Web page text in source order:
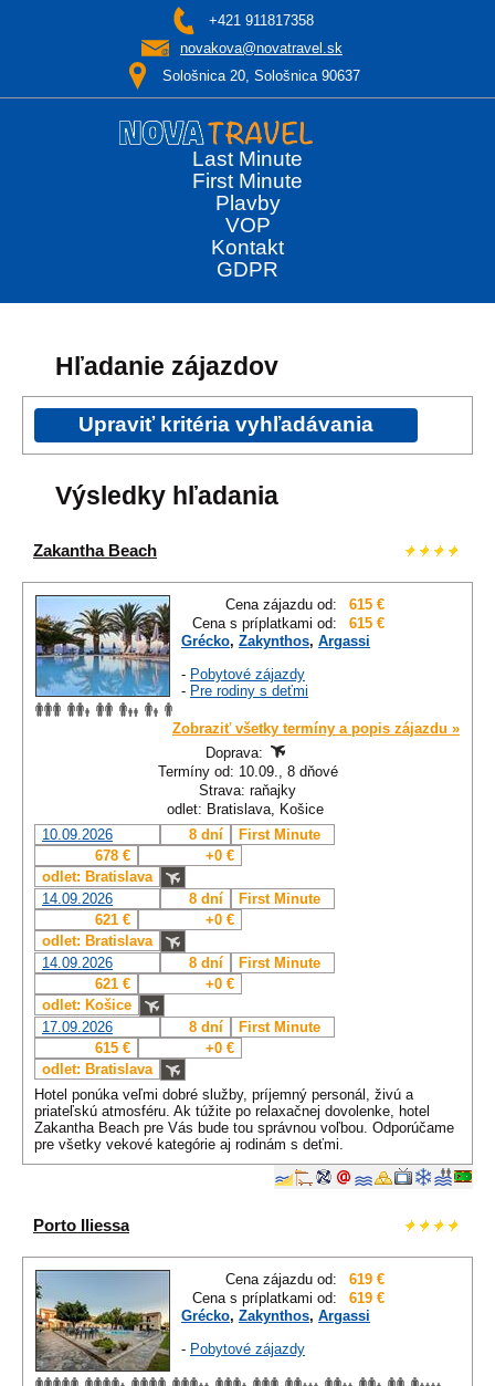
+421 911817358
novakova@novatravel.sk
Sološnica 20, Sološnica 90637
Last Minute
First Minute
Plavby
VOP
Kontakt
GDPR
Hľadanie zájazdov
Výsledky hľadania
Zakantha Beach
Cena zájazdu od:
615 €
Cena s príplatkami od:
615 €
Grécko, Zakynthos, Argassi
- Pobytové zájazdy
- Pre rodiny s deťmi
Zobraziť všetky termíny a popis zájazdu »
Doprava:
Termíny od: 10.09., 8 dňové
Strava: raňajky
odlet: Bratislava, Košice
10.09.2026
8 dní
First Minute
678 €
+0 €
odlet: Bratislava
14.09.2026
8 dní
First Minute
621 €
+0 €
odlet: Bratislava
14.09.2026
8 dní
First Minute
621 €
+0 €
odlet: Košice
17.09.2026
8 dní
First Minute
615 €
+0 €
odlet: Bratislava
Hotel ponúka veľmi dobré služby, príjemný personál, živú a
priateľskú atmosféru. Ak túžite po relaxačnej dovolenke, hotel
Zakantha Beach pre Vás bude tou správnou voľbou. Odporúčame
pre všetky vekové kategórie aj rodinám s deťmi.
Porto Iliessa
Cena zájazdu od:
619 €
Cena s príplatkami od:
619 €
Grécko, Zakynthos, Argassi
- Pobytové zájazdy